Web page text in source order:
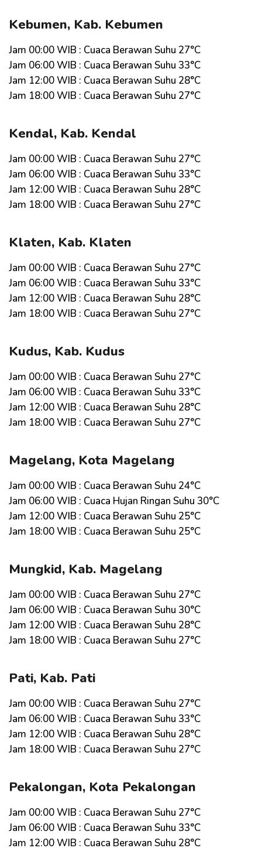
Kebumen, Kab. Kebumen
Jam 00:00 WIB : Cuaca Berawan Suhu 27°C
Jam 06:00 WIB : Cuaca Berawan Suhu 33°C
Jam 12:00 WIB : Cuaca Berawan Suhu 28°C
Jam 18:00 WIB : Cuaca Berawan Suhu 27°C
Kendal, Kab. Kendal
Jam 00:00 WIB : Cuaca Berawan Suhu 27°C
Jam 06:00 WIB : Cuaca Berawan Suhu 33°C
Jam 12:00 WIB : Cuaca Berawan Suhu 28°C
Jam 18:00 WIB : Cuaca Berawan Suhu 27°C
Klaten, Kab. Klaten
Jam 00:00 WIB : Cuaca Berawan Suhu 27°C
Jam 06:00 WIB : Cuaca Berawan Suhu 33°C
Jam 12:00 WIB : Cuaca Berawan Suhu 28°C
Jam 18:00 WIB : Cuaca Berawan Suhu 27°C
Kudus, Kab. Kudus
Jam 00:00 WIB : Cuaca Berawan Suhu 27°C
Jam 06:00 WIB : Cuaca Berawan Suhu 33°C
Jam 12:00 WIB : Cuaca Berawan Suhu 28°C
Jam 18:00 WIB : Cuaca Berawan Suhu 27°C
Magelang, Kota Magelang
Jam 00:00 WIB : Cuaca Berawan Suhu 24°C
Jam 06:00 WIB : Cuaca Hujan Ringan Suhu 30°C
Jam 12:00 WIB : Cuaca Berawan Suhu 25°C
Jam 18:00 WIB : Cuaca Berawan Suhu 25°C
Mungkid, Kab. Magelang
Jam 00:00 WIB : Cuaca Berawan Suhu 27°C
Jam 06:00 WIB : Cuaca Berawan Suhu 30°C
Jam 12:00 WIB : Cuaca Berawan Suhu 28°C
Jam 18:00 WIB : Cuaca Berawan Suhu 27°C
Pati, Kab. Pati
Jam 00:00 WIB : Cuaca Berawan Suhu 27°C
Jam 06:00 WIB : Cuaca Berawan Suhu 33°C
Jam 12:00 WIB : Cuaca Berawan Suhu 28°C
Jam 18:00 WIB : Cuaca Berawan Suhu 27°C
Pekalongan, Kota Pekalongan
Jam 00:00 WIB : Cuaca Berawan Suhu 27°C
Jam 06:00 WIB : Cuaca Berawan Suhu 33°C
Jam 12:00 WIB : Cuaca Berawan Suhu 28°C